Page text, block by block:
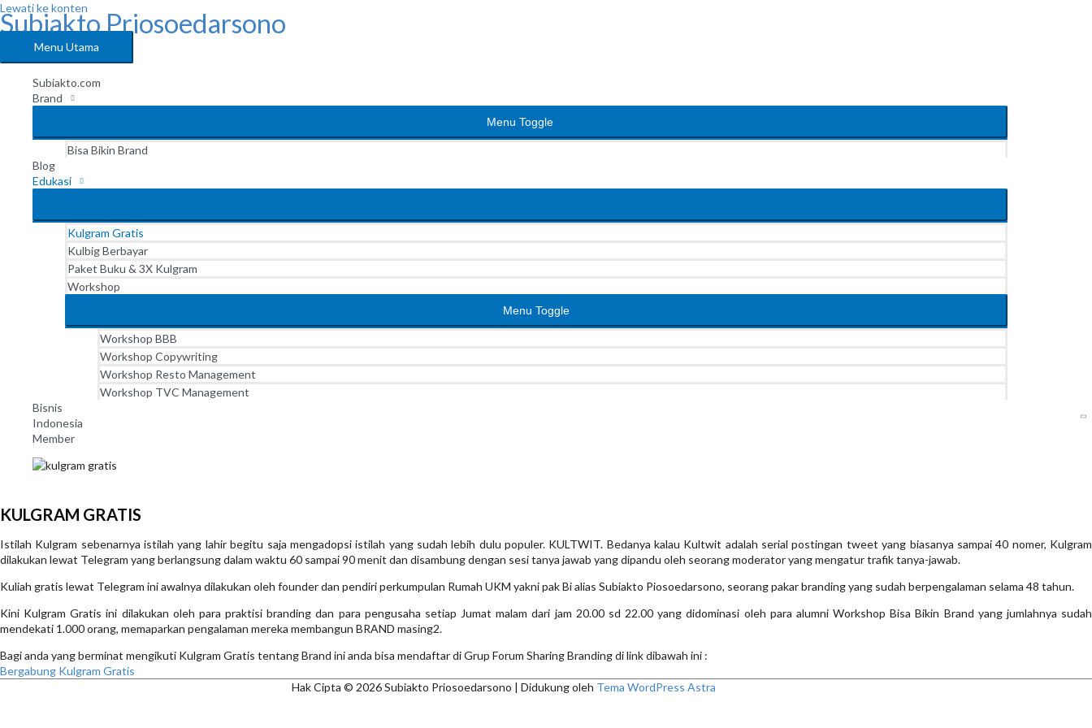
Lewati ke konten
Subiakto Priosoedarsono
Menu Utama
Subiakto.com
Brand
Menu Toggle
Bisa Bikin Brand
Blog
Edukasi
Kulgram Gratis
Kulbig Berbayar
Paket Buku & 3X Kulgram
Workshop
Menu Toggle
Workshop BBB
Workshop Copywriting
Workshop Resto Management
Workshop TVC Management
Bisnis
Indonesia
Member
KULGRAM GRATIS
Istilah Kulgram sebenarnya istilah yang lahir begitu saja mengadopsi istilah yang sudah lebih dulu populer. KULTWIT. Bedanya kalau Kultwit adalah serial postingan tweet yang biasanya sampai 40 nomer, Kulgram
dilakukan lewat Telegram yang berlangsung dalam waktu 60 sampai 90 menit dan disambung dengan sesi tanya jawab yang dipandu oleh seorang moderator yang mengatur trafik tanya-jawab.
Kuliah gratis lewat Telegram ini awalnya dilakukan oleh founder dan pendiri perkumpulan Rumah UKM yakni pak Bi alias Subiakto Piosoedarsono, seorang pakar branding yang sudah berpengalaman selama 48 tahun.
Kini Kulgram Gratis ini dilakukan oleh para praktisi branding dan para pengusaha setiap Jumat malam dari jam 20.00 sd 22.00 yang didominasi oleh para alumni Workshop Bisa Bikin Brand yang jumlahnya sudah
mendekati 1.000 orang, memaparkan pengalaman mereka membangun BRAND masing2.
Bagi anda yang berminat mengikuti Kulgram Gratis tentang Brand ini anda bisa mendaftar di Grup Forum Sharing Branding di link dibawah ini :
Bergabung Kulgram Gratis
Hak Cipta © 2026Subiakto Priosoedarsono | Didukung oleh Tema WordPress Astra